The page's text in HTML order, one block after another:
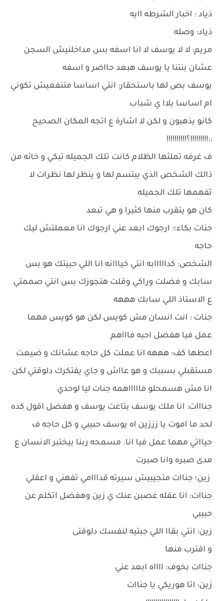
ذياد : اخبار الشرطه اايه
ذياد: وصله
مريم: لا لا يوسف لا انا اسفه بس مداخلنيش السجن
عشان بنتنا يا يوسف هبعد حااضر و اسفه
يوسف بص لها باستحقار: انتي اساسا متنفعيش تكوني
ام اساسا يلاا ي شباب
كانو يذهبون و لكن لا اشارة ع اتجه المكان الصحيح
::!!!!!!!!!؟!!!!!!!!!!
ف غرفه تملئها الظلام كانت تلك الجميله تبكي و خائه من
ذالك الشخص الذي يبتسم لها و ينظر لها نظرات لا
تفهمها تلك الجميله
كان هو يتقرب منها كثيرا و هي تبعد
جنات بكاء؛: ارجوك ابعد عني ارجوك انا معملتش ليك
حاجه
الشخص: كدااااابه انتي خيااانه انا اللي حبيتك هو بس
سابك و فضلت وراكي وقلت هتجوزك بس انتي صممتي
ع الاستاذ اللي سابك هههه
جنات : انت انسان مش كويس لكن هو كويس مهما
عمل فيا هفضل احبه فاااهم
اعطها كف: هههه انا عملت كل حاجه عشانك و ضيعت
مستقبلي بسببك و هو عااش و جاي يفتكرك دلوقتي لكن
انا مش هسمحلو فاااااهمه جنات ليا لوحدي
جنااات: انا ملك يوسف بتاعت يوسف و هفضل اقول كده
لحد ما اموت يا زززين اه يوسف حبيبي و كل حاجه ف
حيااتي مهما عمل فيا انا. مسمحه ربنا بيختبر الانسان ع
مدى صبره وانا صبرت
زين؛ جناات متجيبيش سيرته قدااامي تفهني و اعقلي
جناات: انا عقله غصبن عنك ي زين وهفضل اتكلم عن
حبيبي
زين: انتي بقاا اللي جبتيه لنفسك دلوقتى
و اقترب منها
جناات بخوف: ااااه ابعد عني
زين: اتا هوريكي يا جناات